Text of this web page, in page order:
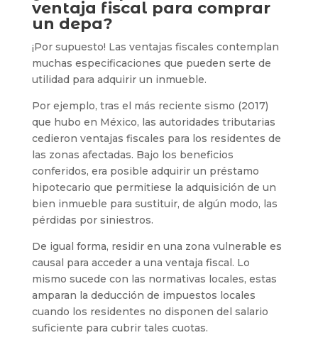
ventaja fiscal para comprar
un depa?
¡Por supuesto! Las ventajas fiscales contemplan
muchas especificaciones que pueden serte de
utilidad para adquirir un inmueble.
Por ejemplo, tras el más reciente sismo (2017)
que hubo en México, las autoridades tributarias
cedieron ventajas fiscales para los residentes de
las zonas afectadas. Bajo los beneficios
conferidos, era posible adquirir un préstamo
hipotecario que permitiese la adquisición de un
bien inmueble para sustituir, de algún modo, las
pérdidas por siniestros.
De igual forma, residir en una zona vulnerable es
causal para acceder a una ventaja fiscal. Lo
mismo sucede con las normativas locales, estas
amparan la deducción de impuestos locales
cuando los residentes no disponen del salario
suficiente para cubrir tales cuotas.